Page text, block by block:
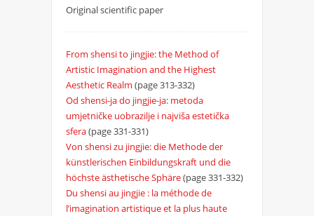
Original scientific paper
From shensi to jingjie: the Method of
Artistic Imagination and the Highest
Aesthetic Realm (page 313-332)
Od shensi-ja do jingjie-ja: metoda
umjetničke uobrazilje i najviša estetička
sfera(page 331-331)
Von shensi zu jingjie: die Methode der
künstlerischen Einbildungskraft und die
höchste ästhetische Sphäre(page 331-332)
Du shensi au jingjie : la méthode de
l’imagination artistique et la plus haute